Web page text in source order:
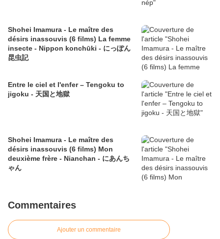
Shohei Imamura - Le maître des
désirs inassouvis (6 films) La femme
insecte - Nippon konchūki - にっぽん
昆虫記
Entre le ciel et l'enfer – Tengoku to
jigoku - 天国と地獄
Shohei Imamura - Le maître des
désirs inassouvis (6 films) Mon
deuxième frère - Nianchan - にあんち
ゃん
Commentaires
Ajouter un commentaire